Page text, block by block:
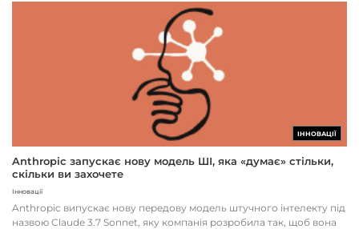
ІННОВАЦІЇ
Anthropic запускає нову модель ШІ, яка «думає» стільки,
скільки ви захочете
Інновації
Anthropic випускає нову передову модель штучного інтелекту під
назвою Claude 3.7 Sonnet, яку компанія розробила так, щоб вона